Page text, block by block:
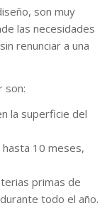
son muy
las necesidades
renunciar a una
son:
la superficie del
10 meses,
primas de
todo el año.